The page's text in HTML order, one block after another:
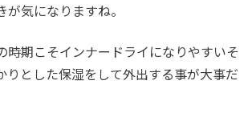
が気になりますね。
時期こそインナードライになりやすいそ
りとした保湿をして外出する事が大事だ